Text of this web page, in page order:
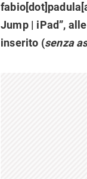
Jump | iPad”,
inserito (senza